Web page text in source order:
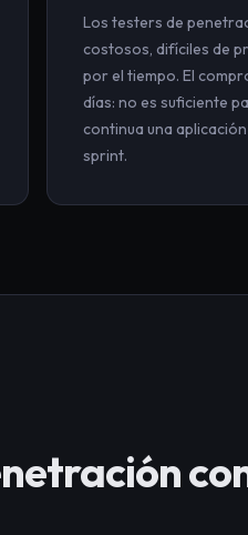
Los testers de
costosos, difíciles de
por el tiempo. El
días: no es suficiente
continua una
sprint.